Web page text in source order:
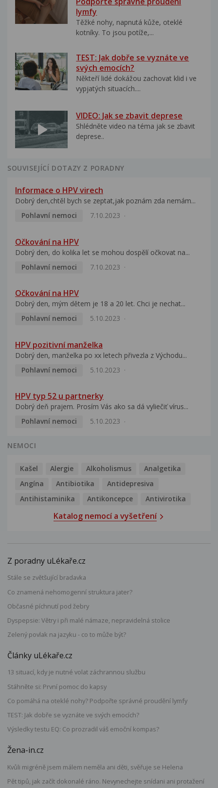
lymfy
Těžké nohy, napnutá kůže, oteklé
kotníky. To jsou potíže,...
TEST: Jak dobře se vyznáte ve
svých emocích?
Někteří lidé dokážou zachovat klid i ve
vypjatých situacích....
VIDEO: Jak se zbavit deprese
Shlédněte video na téma jak se zbavit
deprese..
SOUVISEJÍCÍ DOTAZY Z PORADNY
Informace o HPV virech
Dobrý den,chtěl bych se zeptat,jak poznám zda nemám...
Pohlavní nemoci
7.10.2023
Očkování na HPV
Dobrý den, do kolika let se mohou dospělí očkovat na...
Pohlavní nemoci
7.10.2023
Očkování na HPV
Dobrý den, mým dětem je 18 a 20 let. Chci je nechat...
Pohlavní nemoci
5.10.2023
HPV pozitivní manželka
Dobrý den, manželka po xx letech přivezla z Východu...
Pohlavní nemoci
5.10.2023
HPV typ 52 u partnerky
Dobrý deň prajem. Prosím Vás ako sa dá vyliečiť vírus...
Pohlavní nemoci
5.10.2023
NEMOCI
Kašel Alergie Alkoholismus
Analgetika
Angína
Antibiotika
Antidepresiva
Antihistaminika
Antikoncepce Antivirotika
Katalog nemocí a vyšetření
Z poradny uLékaře.cz
Stále se zvětšující bradavka
Co znamená nehomogenní struktura jater?
Občasné píchnutí pod žebry
Dyspepsie: Větry i při malé námaze, nepravidelná stolice
Zelený povlak na jazyku - co to může být?
Články uLékaře.cz
13 situací, kdy je nutné volat záchrannou službu
Stáhněte si: První pomoc do kapsy
Co pomáhá na oteklé nohy? Podpořte správné proudění lymfy
TEST: Jak dobře se vyznáte ve svých emocích?
Výsledky testu EQ: Co prozradil váš emoční kompas?
Žena-in.cz
Kvůli migréně jsem málem neměla ani děti, svěřuje se Helena
Pět tipů, jak začít dokonalé ráno. Nevynechejte snídani ani protažení